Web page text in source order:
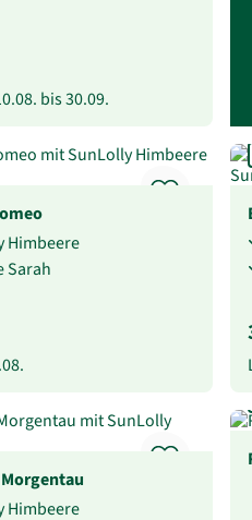
bis30.09.
Himbeere
Sarah
Himbeere